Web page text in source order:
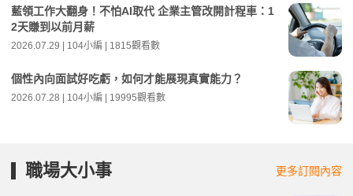
藍領工作大翻身！不怕AI取代 企業主管改開計程車：1
2天賺到以前月薪
2026.07.29 | 104小編 | 1815觀看數
個性內向面試好吃虧，如何才能展現真實能力？
2026.07.28 | 104小編 | 19995觀看數
職場大小事 更多訂閱內容